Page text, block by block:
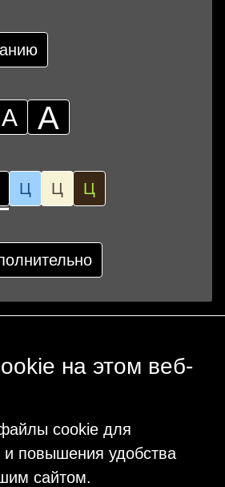
А А
Ц Ц Ц
на этом веб-
cookie для
и повышения удобства
сайтом.